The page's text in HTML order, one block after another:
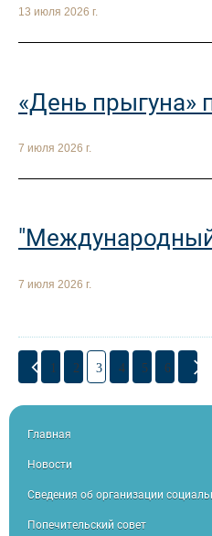
13 июля 2026 г.
«День прыгуна»
7 июля 2026 г.
7 июля 2026 г.
1 2 3 4 5 6
Главная
Новости
Сведения об организации
Попечительский совет